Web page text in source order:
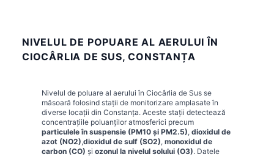
NIVELUL DE POPUARE AL AERULUI ÎN
CIOCÂRLIA DE SUS, CONSTANȚA
Nivelul de poluare al aerului în Ciocârlia de Sus se
măsoară folosind stații de monitorizare amplasate în
diverse locații din Constanța. Aceste stații detectează
concentrațiile poluanților atmosferici precum
particulele în suspensie (PM10 și PM2.5), dioxidul de
azot (NO2),dioxidul de sulf (SO2), monoxidul de
carbon (CO) și ozonul la nivelul solului (O3). Datele